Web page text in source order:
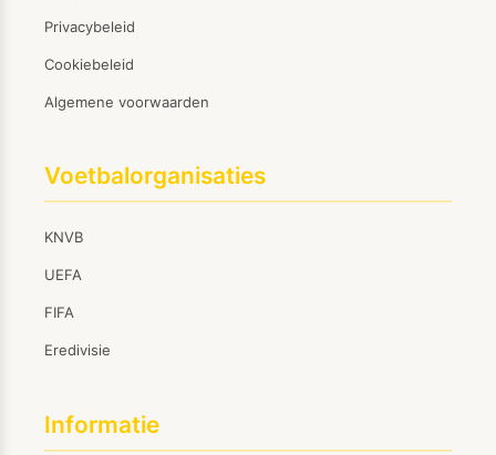
Privacybeleid
Cookiebeleid
Algemene voorwaarden
Voetbalorganisaties
KNVB
UEFA
FIFA
Eredivisie
Informatie